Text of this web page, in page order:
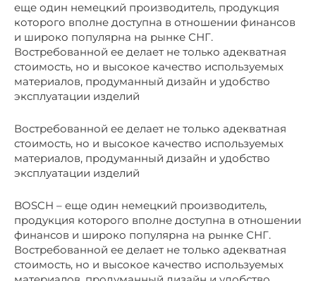
еще один немецкий производитель, продукция
которого вполне доступна в отношении финансов
и широко популярна на рынке СНГ.
Востребованной ее делает не только адекватная
стоимость, но и высокое качество используемых
материалов, продуманный дизайн и удобство
эксплуатации изделий
Востребованной ее делает не только адекватная
стоимость, но и высокое качество используемых
материалов, продуманный дизайн и удобство
эксплуатации изделий
BOSCH – еще один немецкий производитель,
продукция которого вполне доступна в отношении
финансов и широко популярна на рынке СНГ.
Востребованной ее делает не только адекватная
стоимость, но и высокое качество используемых